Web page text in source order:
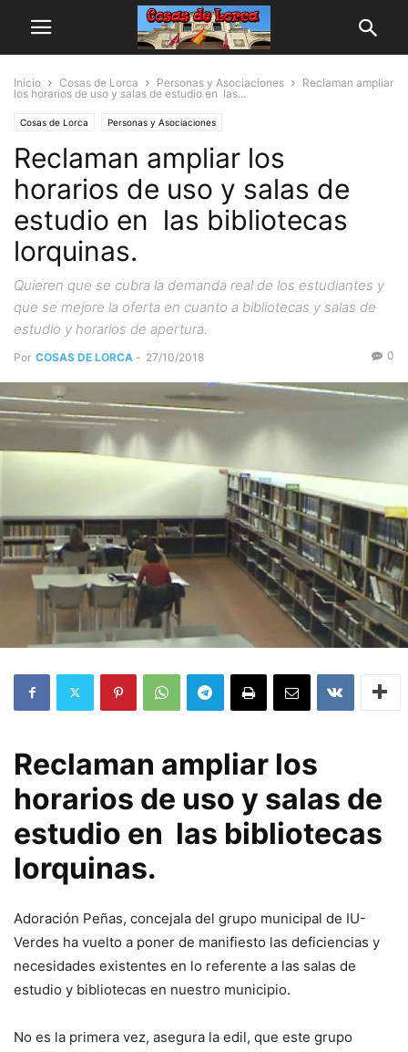
Inicio Cosas de Lorca Personas y Asociaciones
Reclaman ampliar
los horarios de uso y salas de estudio en las...
Cosas de Lorca Personas y Asociaciones
Reclaman ampliar los
horarios de uso y salas de
estudio en las bibliotecas
lorquinas.
Quieren que se cubra la demanda real de los estudiantes y
que se mejore la oferta en cuanto a bibliotecas y salas de
estudio y horarios de apertura.
Por COSAS DE LORCA - 27/10/2018 0
Reclaman ampliar los
horarios de uso y salas de
estudio en las bibliotecas
lorquinas.
Adoración Peñas, concejala del grupo municipal de IU-
Verdes ha vuelto a poner de manifiesto las deficiencias y
necesidades existentes en lo referente a las salas de
estudio y bibliotecas en nuestro municipio.
No es la primera vez, asegura la edil, que este grupo